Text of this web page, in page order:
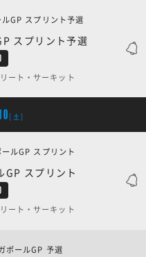
スプリント予選
スプリント予選
ート・サーキット
[土]
スプリント
GP スプリント
ート・サーキット
ールGP 予選